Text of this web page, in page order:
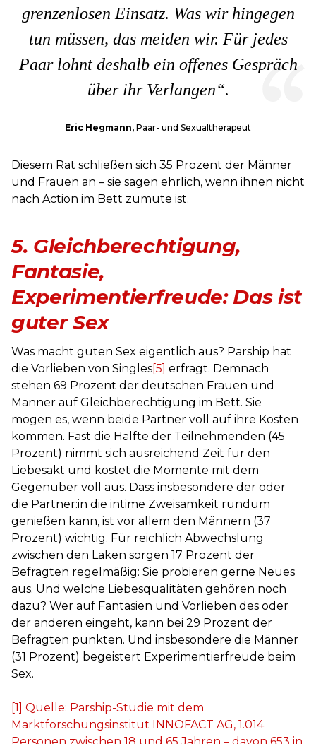
grenzenlosen Einsatz. Was wir hingegen
tun müssen, das meiden wir. Für jedes
Paar lohnt deshalb ein offenes Gespräch
über ihr Verlangen“.
Eric Hegmann, Paar- und Sexualtherapeut
Diesem Rat schließen sich 35 Prozent der Männer
und Frauen an – sie sagen ehrlich, wenn ihnen nicht
nach Action im Bett zumute ist.
5. Gleichberechtigung,
Fantasie,
Experimentierfreude: Das ist
guter Sex
Was macht guten Sex eigentlich aus? Parship hat
die Vorlieben von Singles [5] erfragt. Demnach
stehen 69 Prozent der deutschen Frauen und
Männer auf Gleichberechtigung im Bett. Sie
mögen es, wenn beide Partner voll auf ihre Kosten
kommen. Fast die Hälfte der Teilnehmenden (45
Prozent) nimmt sich ausreichend Zeit für den
Liebesakt und kostet die Momente mit dem
Gegenüber voll aus. Dass insbesondere der oder
die Partner:in die intime Zweisamkeit rundum
genießen kann, ist vor allem den Männern (37
Prozent) wichtig. Für reichlich Abwechslung
zwischen den Laken sorgen 17 Prozent der
Befragten regelmäßig: Sie probieren gerne Neues
aus. Und welche Liebesqualitäten gehören noch
dazu? Wer auf Fantasien und Vorlieben des oder
der anderen eingeht, kann bei 29 Prozent der
Befragten punkten. Und insbesondere die Männer
(31 Prozent) begeistert Experimentierfreude beim
Sex.
[1]
Quelle: Parship-Studie mit dem
Marktforschungsinstitut INNOFACT AG, 1.014